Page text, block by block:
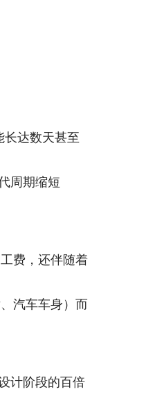
长达数天甚至
周期缩短
费，还伴随着
汽车车身）而
计阶段的百倍